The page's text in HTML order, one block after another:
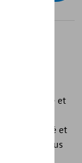
flexible et
Les
l'humidité et
Si vous
un